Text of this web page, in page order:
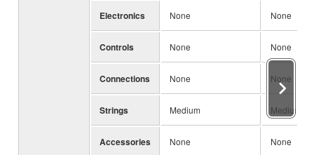
Electronics None None
Controls None None
Connections None None
Strings Medium Medium
Accessories None None